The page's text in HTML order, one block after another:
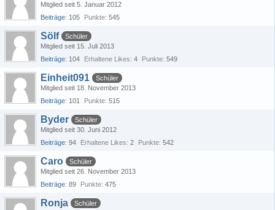
Mitglied seit 5. Januar 2012
Beiträge 105 Punkte 545
Sölf
Schüler
Mitglied seit 15. Juli 2013
Beiträge 104 Erhaltene Likes 4 Punkte 549
Einheit091
Schüler
Mitglied seit 18. November 2013
Beiträge 101 Punkte 515
Byder
Schüler
Mitglied seit 30. Juni 2012
Beiträge 94 Erhaltene Likes 2 Punkte 542
Caro
Schüler
Mitglied seit 26. November 2013
Beiträge 89 Punkte 475
Ronja
Schüler